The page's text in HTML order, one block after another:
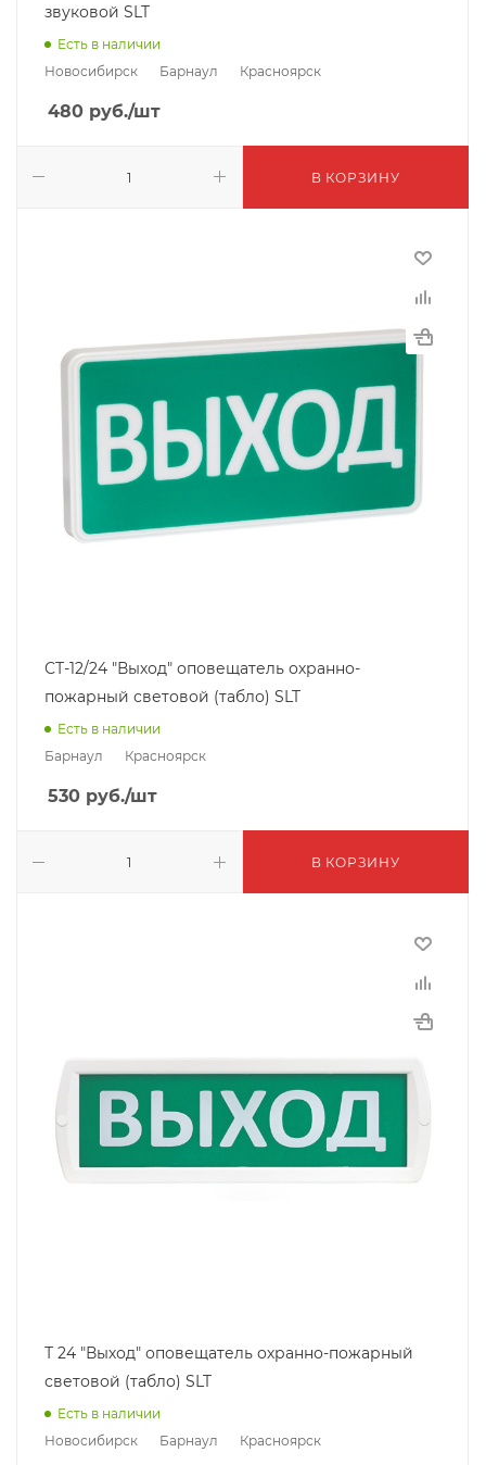
звуковой SLT
Есть в наличии
Новосибирск
Барнаул Красноярск
480 руб./шт
В КОРЗИНУ
СТ-12/24 "Выход" оповещатель охранно-
пожарный световой (табло) SLT
Есть в наличии
Барнаул
Красноярск
530 руб./шт
В КОРЗИНУ
Т 24 "Выход" оповещатель охранно-пожарный
световой (табло) SLT
Есть в наличии
Новосибирск
Барнаул Красноярск